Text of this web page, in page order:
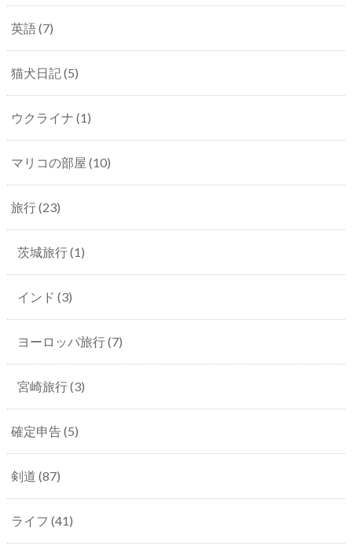
英語(7)
猫犬日記(5)
ウクライナ (1)
マリコの部屋 (10)
旅行(23)
茨城旅行(1)
インド (3)
ヨーロッパ旅行(7)
宮崎旅行(3)
確定申告(5)
剣道 (87)
ライフ (41)